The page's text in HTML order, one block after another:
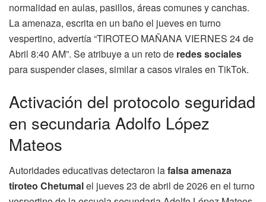
normalidad en aulas, pasillos, áreas comunes y canchas.
La amenaza, escrita en un baño el jueves en turno
vespertino, advertía “TIROTEO MAÑANA VIERNES 24 de
Abril 8:40 AM”. Se atribuye a un reto de redes sociales
para suspender clases, similar a casos virales en TikTok.
Activación del protocolo seguridad
en secundaria Adolfo López
Mateos
Autoridades educativas detectaron lafalsa amenaza
tiroteo Chetumalel jueves 23 de abril de 2026 en el turno